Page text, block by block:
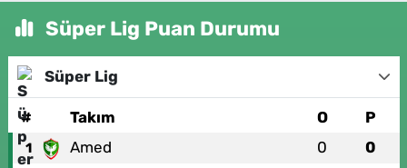
Süper Lig Puan Durumu
Süper Lig
# Takım O P
1 Amed 0 0